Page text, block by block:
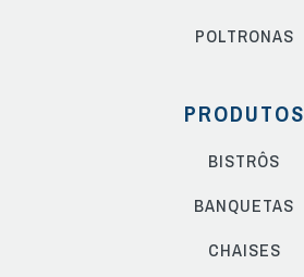
POLTRONAS
PRODUTOS
BISTRÔS
BANQUETAS
CHAISES